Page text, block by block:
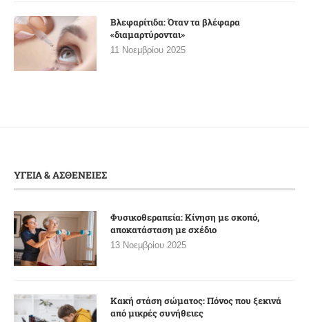
Βλεφαρίτιδα: Όταν τα βλέφαρα
«διαμαρτύρονται»
11 Νοεμβρίου 2025
ΥΓΕΙΑ & ΑΣΘΕΝΕΙΕΣ
Φυσικοθεραπεία: Κίνηση με σκοπό,
αποκατάσταση με σχέδιο
13 Νοεμβρίου 2025
Κακή στάση σώματος: Πόνος που ξεκινά
από μικρές συνήθειες